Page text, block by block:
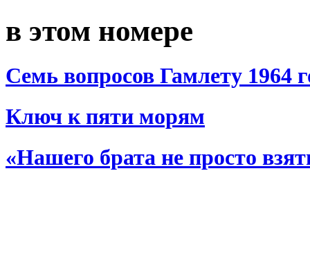
в этом номере
Семь вопросов Гамлету 1964
Ключ к пяти морям
«Нашего брата не просто